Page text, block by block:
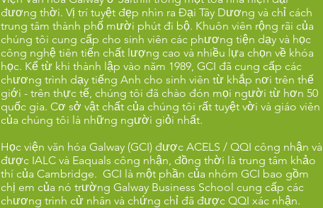
đương thời. Vị trí tuyệt đẹp nhìn ra Đại Tây Dương và chỉ cách
trung tâm thành phố mười phút đi bộ. Khuôn viên rộng rãi của
chúng tôi cung cấp cho sinh viên các phương tiện dạy và học
công nghệ tiên tiến chất lượng cao và nhiều lựa chọn về khóa
học. Kể từ khi thành lập vào năm 1989, GCI đã cung cấp các
chương trình dạy tiếng Anh cho sinh viên từ khắp nơi trên thế
giới - trên thực tế, chúng tôi đã chào đón mọi người từ hơn 50
quốc gia. Cơ sở vật chất của chúng tôi rất tuyệt vời và giáo viên
của chúng tôi là những người giỏi nhất.
Học viện văn hóa Galway (GCI) được ACELS / QQI công nhận và
được IALC và Eaquals công nhận, đồng thời là trung tâm khảo
thí của Cambridge. GCI là một phần của nhóm GCI bao gồm
chị em của nó trường Galway Business School cung cấp các
chương trình cử nhân và chứng chỉ đã được QQI xác nhận.